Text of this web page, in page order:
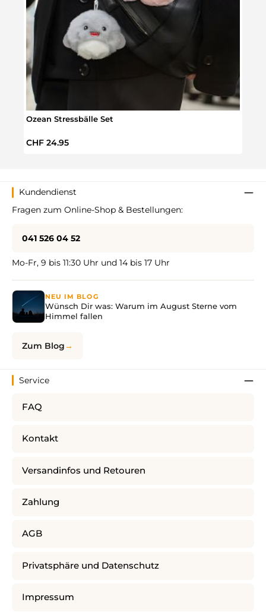
Ozean Stressbälle Set
Regulärer Preis:
CHF 24.95
Kundendienst
Fragen zum Online-Shop & Bestellungen:
041 526 04 52
Mo-Fr, 9 bis 11:30 Uhr und 14 bis 17 Uhr
NEU IM BLOG
Wünsch Dir was: Warum im August Sterne vom
Himmel fallen
Zum Blog
Service
FAQ
Kontakt
Versandinfos und Retouren
Zahlung
AGB
Privatsphäre und Datenschutz
Impressum